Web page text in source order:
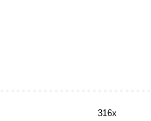
316x